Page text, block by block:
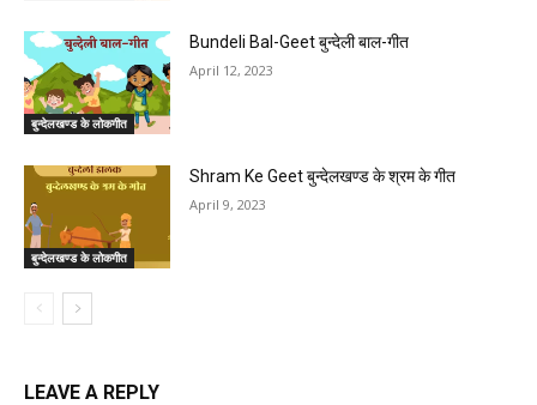
बुन्देलखण्ड के लोकगीत
Bundeli Bal-Geet बुन्देली बाल-गीत
April 12, 2023
बुन्देलखण्ड के लोकगीत
Shram Ke Geet बुन्देलखण्ड के श्रम के गीत
April 9, 2023
LEAVE A REPLY